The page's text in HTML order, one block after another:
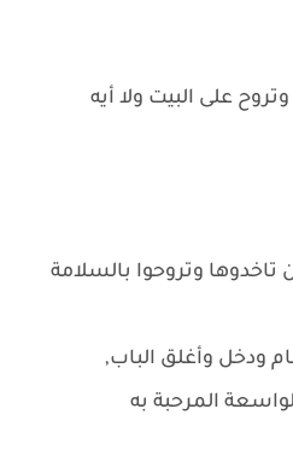
على البيت ولا أيه
وتروحوا بالسلامة
ودخل وأغلق الباب,
المرحبة به